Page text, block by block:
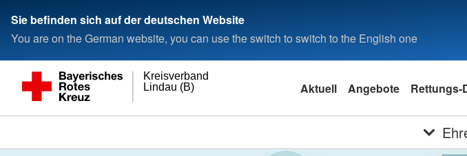
Sie befinden sich auf der deutschen Website
You are on the German website, you can use the switch to switch to the English one
Lindau (B)
Kreisverband
Aktuell Angebote Rettungs-